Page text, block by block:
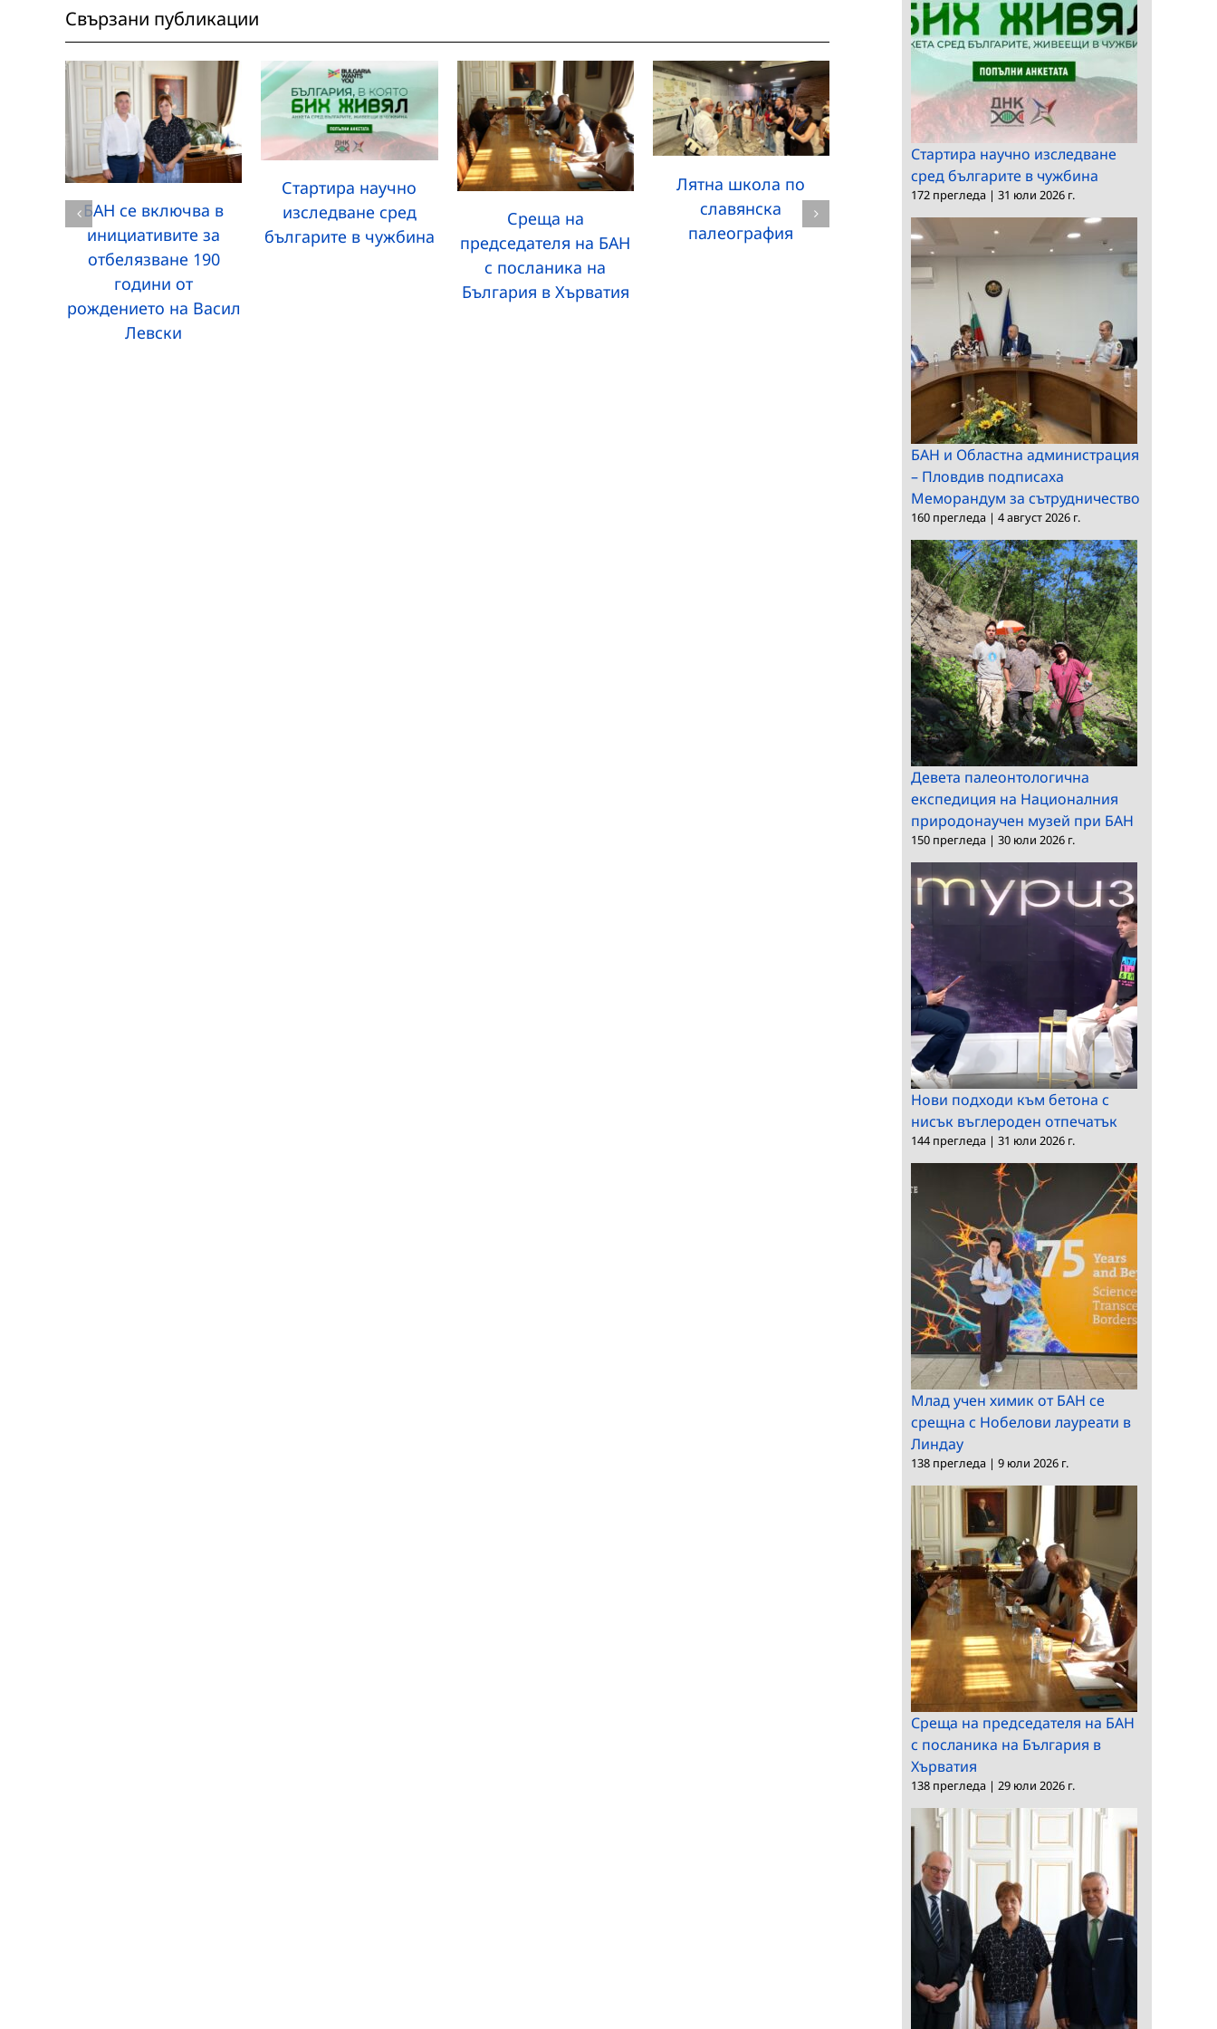
Свързани публикации
БАН се включва в
инициативите за
отбелязване 190
години от
рождението на Васил
Левски
Стартира научно
изследване сред
българите в чужбина
Среща на
председателя на БАН
с посланика на
България в Хърватия
Лятна школа по
славянска
палеография
Среща на
председателя на БАН
с посланика на
България в Словакия
Конкурс за професор
в ИМИ
Стартира научно изследване
сред българите в чужбина
172 прегледа | 31 юли 2026 г.
БАН и Областна администрация
– Пловдив подписаха
Меморандум за сътрудничество
160 прегледа | 4 август 2026 г.
Девета палеонтологична
експедиция на Националния
природонаучен музей при БАН
150 прегледа | 30 юли 2026 г.
Нови подходи към бетона с
нисък въглероден отпечатък
144 прегледа | 31 юли 2026 г.
Млад учен химик от БАН се
срещна с Нобелови лауреати в
Линдау
138 прегледа | 9 юли 2026 г.
Среща на председателя на БАН
с посланика на България в
Хърватия
138 прегледа | 29 юли 2026 г.